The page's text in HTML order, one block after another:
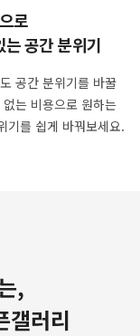
로
는 공간 분위기
공간 분위기를 바꿀
는 비용으로 원하는
기를 쉽게 바꿔보세요.
,
갤러리